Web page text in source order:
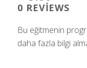
0 REVIEWS
Bu eğitmenin
daha fazla bilgi